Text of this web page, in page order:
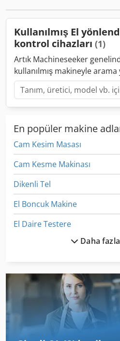
sabitleme OPSİYONLAR Credpfx
soğutma sistemi • Elmas uçlu
Kullanılmış El
kontrol cihazları (1)
Artık Machineseeker
kullanılmış makineyle arama
En popüler makine
Cam Kesim Masası
Cam Kesme Makinası
Dikenli Tel
El Boncuk Makine
El Daire Testere
El Ile Bükme Makinası Pan
El Katlanabilir Tezgah
El Kenar Bantlama Makinesi
Daha